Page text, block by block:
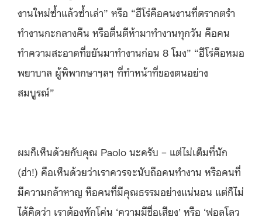
งานใหม่ซ้ำแล้วซ้ำเล่า” หรือ “ฮีโร่คือคนงานที่ตรากตรำ
ทำงานกะกลางคืน หรือตื่นตีห้ามาทำงานทุกวัน คือคน
ทำความสะอาดที่ขยันมาทำงานก่อน 8 โมง” “ฮีโร่คือหมอ
พยาบาล ผู้พิพากษา​ฯลฯ ที่ทำหน้าที่ของตนอย่าง
สมบูรณ์”
ผมก็เห็นด้วยกับคุณ Paolo นะครับ – แต่ไม่เต็มที่นัก
(ฮ่า!) คือเห็นด้วยว่าเราควรจะนับถือคนทำงาน หรือคนที่
มีความกล้าหาญ​ หือคนที่มีคุณธรรมอย่างแน่นอน แต่ก็ไม่
ได้คิดว่า เราต้องหักโค่น ‘ความมีชื่อเสียง’ หรือ ‘ฟอลโลว